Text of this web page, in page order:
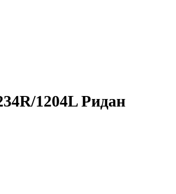
1204L Ридан